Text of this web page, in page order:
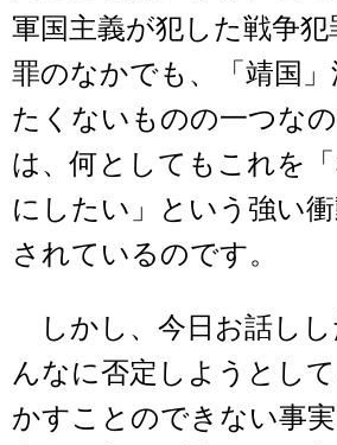
軍国主義が犯した戦争犯
罪のなかでも、「靖国
たくないものの一つな
は、何としてもこれを
にしたい」という強い
されているのです。
しかし、今日お話し
んなに否定しようとし
かすことのできない事